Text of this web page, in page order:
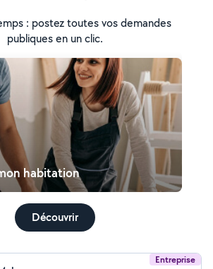
: postez toutes vos demandes
publiques en un clic.
habitation
Découvrir
Entreprise